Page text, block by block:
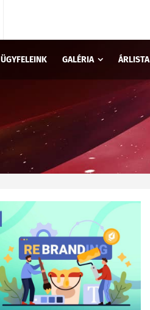
ÜGYFELEINK GALÉRIA ÁRLISTA